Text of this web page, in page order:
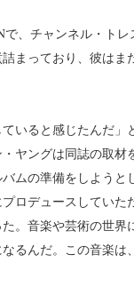
、チャンネル・トレ
まっており、彼は
いると感じたんだ
ヤングは同誌の取材
ムの準備をしようと
ロデュースしてい
。音楽や芸術の世
るんだ。この音楽